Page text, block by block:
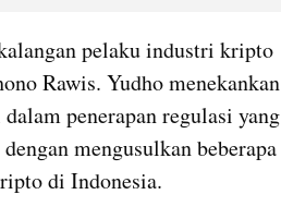
pelaku industri kripto
Rawis. Yudho menekankan
penerapan regulasi yang
mengusulkan beberapa
di Indonesia.